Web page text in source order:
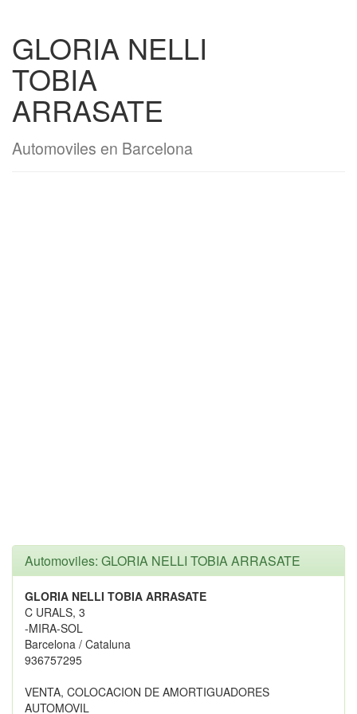
GLORIA NELLI
TOBIA
ARRASATE
Automoviles en Barcelona
Automoviles: GLORIA NELLI TOBIA ARRASATE
GLORIA NELLI TOBIA ARRASATE
C URALS, 3
-MIRA-SOL
Barcelona / Cataluna
936757295
VENTA, COLOCACION DE AMORTIGUADORES
AUTOMOVIL